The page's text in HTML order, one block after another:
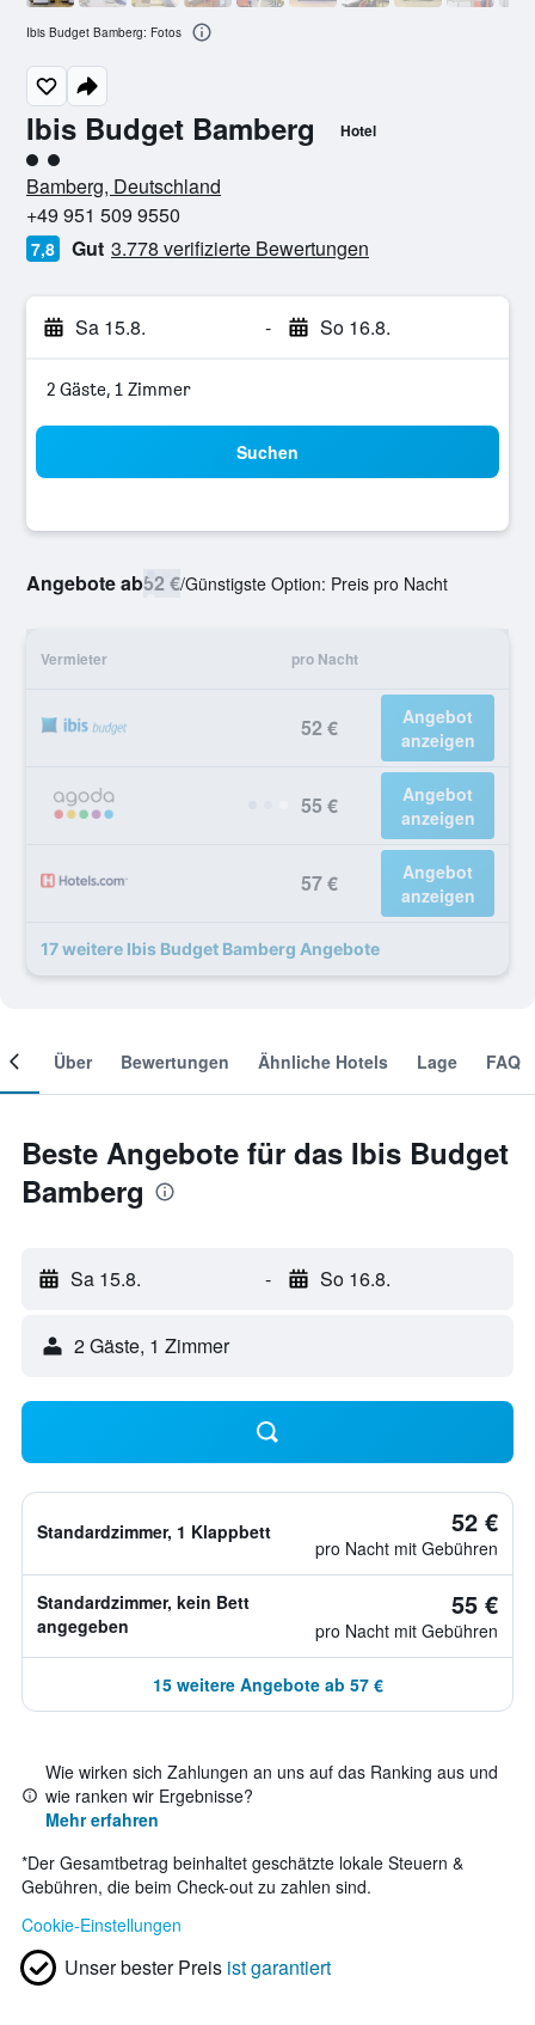
Ibis Budget Bamberg Hotel
Bewertungskategorie 2
Bamberg, Deutschland
+49 951 509 9550
7,8 Gut 3.778 verifizierte Bewertungen
Sa 15.8. - So 16.8.
2 Gäste, 1 Zimmer
Suchen
Angebote ab52 €/Günstigste Option: Preis pro Nacht
Vermieter pro Nacht
52 €
Angebot
anzeigen
55 €
Angebot
anzeigen
57 €
Angebot
anzeigen
17 weitere Ibis Budget Bamberg Angebote
Ibis Budget Bamberg: Fotos
Über Bewertungen Ähnliche Hotels Lage FAQ
Beste Angebote für das Ibis Budget
Bamberg
Sa 15.8. - So 16.8.
2 Gäste, 1 Zimmer
Standardzimmer, 1 Klappbett 52 €
pro Nacht mit Gebühren
Standardzimmer, kein Bett
angegeben
55 €
pro Nacht mit Gebühren
15 weitere Angebote ab 57 €
Wie wirken sich Zahlungen an uns auf das Ranking aus und
wie ranken wir Ergebnisse?
Mehr erfahren
*Der Gesamtbetrag beinhaltet geschätzte lokale Steuern &
Gebühren, die beim Check-out zu zahlen sind.
Cookie-Einstellungen
Unser bester Preis ist garantiert